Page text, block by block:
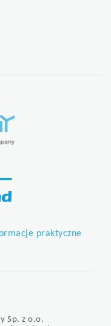
praktyczne
Sp. z o.o.